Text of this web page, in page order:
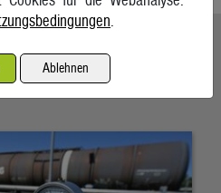
die Einfuhren an
.
Ablehnen